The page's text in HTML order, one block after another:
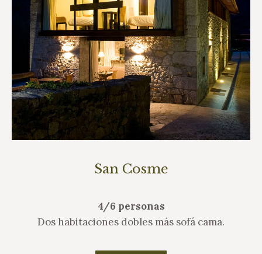
San Cosme
4/6 personas
Dos habitaciones dobles más sofá cama.